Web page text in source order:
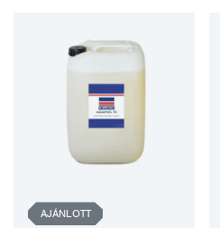
AJÁNLOTT